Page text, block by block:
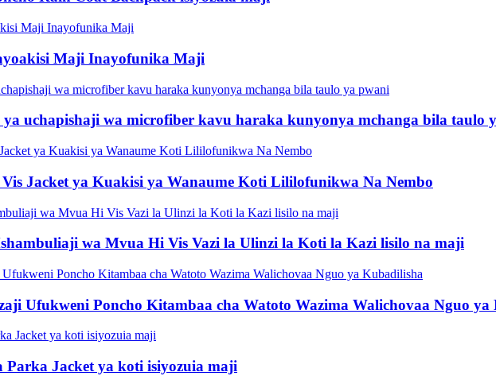
Maji Inayofunika Maji
ya uchapishaji wa microfiber kavu haraka kunyonya mchanga bila taulo
Jacket ya Kuakisi ya Wanaume Koti Lililofunikwa Na Nembo
wa Mvua Hi Vis Vazi la Ulinzi la Koti la Kazi lisilo na maji
Ufukweni Poncho Kitambaa cha Watoto Wazima Walichovaa Nguo
Parka Jacket ya koti isiyozuia maji